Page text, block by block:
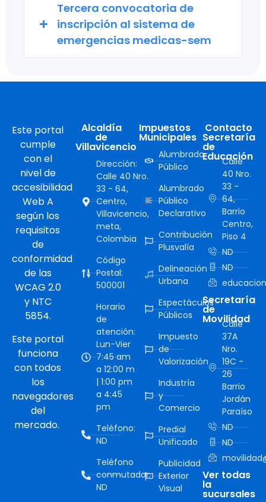
Tercera convocatoria de
inscripción al sistema de
emergencias medicas-sem
Este portal
cumple
con el
nivel de
accesibilidad
Web A
según los
requisitos
de
conformidad
de las
WCAG 2.0
y NTC
5854.
Este portal
funciona
con todos
los
navegadores
del
mercado.
Alcaldía
de
Villavicencio
Dirección:
Calle 40 Nro.
33 - 64,
Centro,
Villavicencio,
meta,
Colombia
Código
Postal:
500001
Horario
de
atención:
Lun-Vier
7:45 am
a 12:00 m
| 1:00 pm
a 4:45
pm
Teléfono:
ND
Teléfono
conmutador:
ND
Impuestos
Municipales
Alumbrado
Público
Alumbrado
Público
Declarativo
Contribución
Plusvalía
Delineación
Urbana
Espectáculos
Públicos
Impuesto
de
Valorización
Industría
y
Comercio
Predial
Unificado
Publicidad
Exterior
Visual
Contacto
Secretaría
de
Educación
Calle
40 Nro.
33 -
64,
Barrio
Centro,
Piso 4
ND
ND
Secretaría
de
Movilidad
Calle
37A
Nro.
19C -
26
Barrio
Jordán
Paraíso
ND
ND
Ver todas
la
sucursales